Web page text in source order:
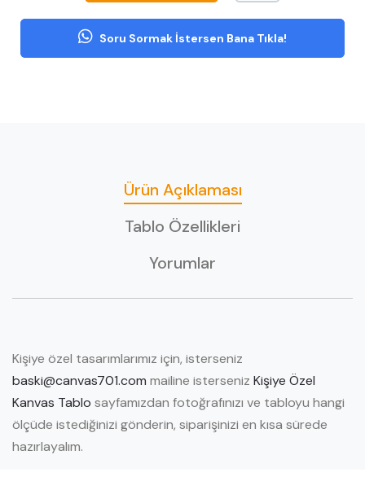
Soru Sormak İstersen Bana Tıkla!
Ürün Açıklaması
Tablo Özellikleri
Yorumlar
Kişiye özel tasarımlarımız için, isterseniz
baski@canvas701.com mailine isterseniz Kişiye Özel
Kanvas Tablo sayfamızdan fotoğrafınızı ve tabloyu hangi
ölçüde istediğinizi gönderin, siparişinizi en kısa sürede
hazırlayalım.